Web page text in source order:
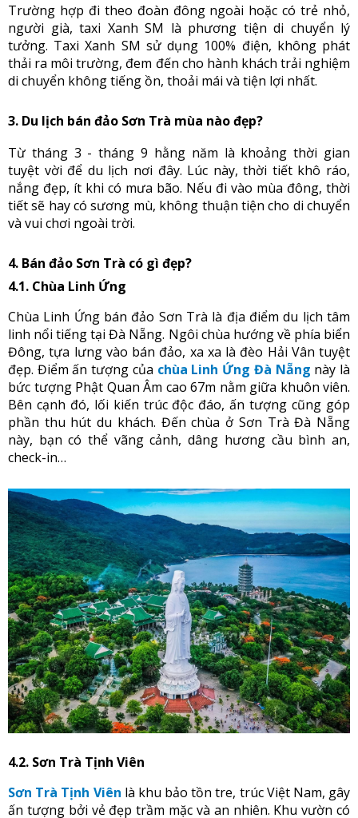
Trường hợp đi theo đoàn đông ngoài hoặc có trẻ nhỏ,
người già, taxi Xanh SM là phương tiện di chuyển lý
tưởng. Taxi Xanh SM sử dụng 100% điện, không phát
thải ra môi trường, đem đến cho hành khách trải nghiệm
di chuyển không tiếng ồn, thoải mái và tiện lợi nhất.
3. Du lịch bán đảo Sơn Trà mùa nào đẹp?
Từ tháng 3 - tháng 9 hằng năm là khoảng thời gian
tuyệt vời để du lịch nơi đây. Lúc này, thời tiết khô ráo,
nắng đẹp, ít khi có mưa bão. Nếu đi vào mùa đông, thời
tiết sẽ hay có sương mù, không thuận tiện cho di chuyển
và vui chơi ngoài trời.
4. Bán đảo Sơn Trà có gì đẹp?
4.1. Chùa Linh Ứng
Chùa Linh Ứng bán đảo Sơn Trà là địa điểm du lịch tâm
linh nổi tiếng tại Đà Nẵng. Ngôi chùa hướng về phía biển
Đông, tựa lưng vào bán đảo, xa xa là đèo Hải Vân tuyệt
đẹp. Điểm ấn tượng của chùa Linh Ứng Đà Nẵng này là
bức tượng Phật Quan Âm cao 67m nằm giữa khuôn viên.
Bên cạnh đó, lối kiến trúc độc đáo, ấn tượng cũng góp
phần thu hút du khách. Đến chùa ở Sơn Trà Đà Nẵng
này, bạn có thể vãng cảnh, dâng hương cầu bình an,
check-in…
4.2. Sơn Trà Tịnh Viên
Sơn Trà Tịnh Viên là khu bảo tồn tre, trúc Việt Nam, gây
ấn tượng bởi vẻ đẹp trầm mặc và an nhiên. Khu vườn có